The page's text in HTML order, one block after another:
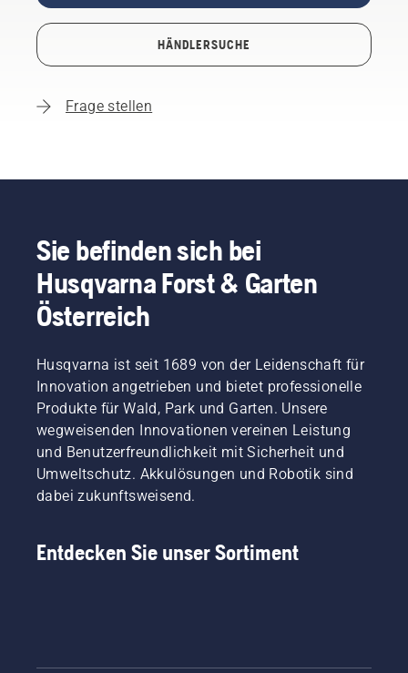
HÄNDLERSUCHE
Frage stellen
Sie befinden sich bei
Husqvarna Forst & Garten
Österreich
Husqvarna ist seit 1689 von der Leidenschaft für
Innovation angetrieben und bietet professionelle
Produkte für Wald, Park und Garten. Unsere
wegweisenden Innovationen vereinen Leistung
und Benutzerfreundlichkeit mit Sicherheit und
Umweltschutz. Akkulösungen und Robotik sind
dabei zukunftsweisend.
Entdecken Sie unser Sortiment